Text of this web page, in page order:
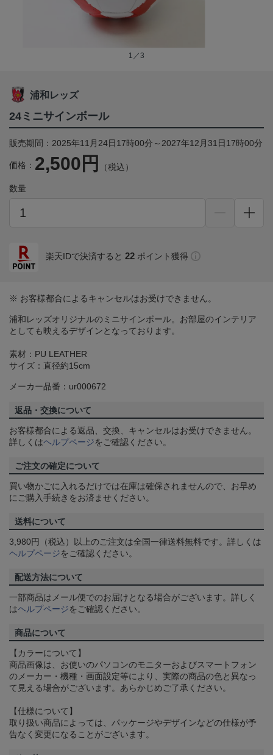
1／3
浦和レッズ
24ミニサインボール
販売期間：2025年11月24日17時00分～2027年12月31日17時00分
価格： 2,500円 （税込）
数量
楽天IDで決済すると 22 ポイント獲得
※ お客様都合によるキャンセルはお受けできません。
浦和レッズオリジナルのミニサインボール。お部屋のインテリア
としても映えるデザインとなっております。
素材：PU LEATHER
サイズ：直径約15cm
メーカー品番：ur000672
返品・交換について
お客様都合による返品、交換、キャンセルはお受けできません。
詳しくはヘルプページをご確認ください。
ご注文の確定について
買い物かごに入れるだけでは在庫は確保されませんので、お早め
にご購入手続きをお済ませください。
送料について
3,980円（税込）以上のご注文は全国一律送料無料です。詳しくは
ヘルプページをご確認ください。
配送方法について
一部商品はメール便でのお届けとなる場合がございます。詳しく
はヘルプページをご確認ください。
商品について
【カラーについて】
商品画像は、お使いのパソコンのモニターおよびスマートフォン
のメーカー・機種・画面設定等により、実際の商品の色と異なっ
て見える場合がございます。あらかじめご了承ください。
【仕様について】
取り扱い商品によっては、パッケージやデザインなどの仕様が予
告なく変更になることがございます。